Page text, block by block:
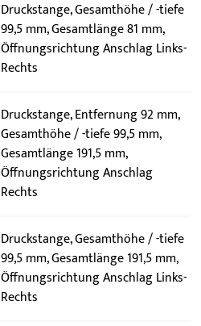
Druckstange, Gesamthöhe / -tiefe
99,5 mm, Gesamtlänge 81 mm,
Öffnungsrichtung Anschlag Links-
Rechts
Druckstange, Entfernung 92 mm,
Gesamthöhe / -tiefe 99,5 mm,
Gesamtlänge 191,5 mm,
Öffnungsrichtung Anschlag
Rechts
Druckstange, Gesamthöhe / -tiefe
99,5 mm, Gesamtlänge 191,5 mm,
Öffnungsrichtung Anschlag Links-
Rechts